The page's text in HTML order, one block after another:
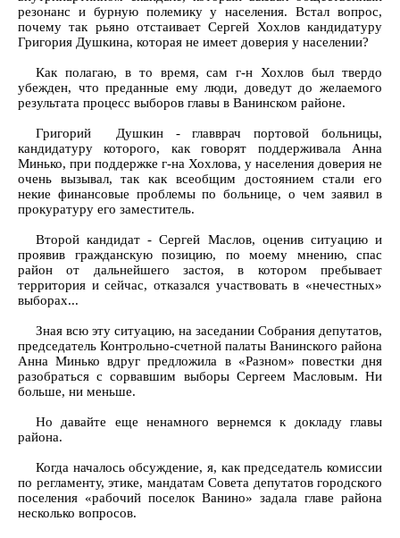
резонанс и бурную полемику у населения. Встал вопрос,
почему так рьяно отстаивает Сергей Хохлов кандидатуру
Григория Душкина, которая не имеет доверия у населении?
Как полагаю, в то время, сам г-н Хохлов был твердо
убежден, что преданные ему люди, доведут до желаемого
результата процесс выборов главы в Ванинском районе.
Григорий Душкин - главврач портовой больницы,
кандидатуру которого, как говорят поддерживала Анна
Минько, при поддержке г-на Хохлова, у населения доверия не
очень вызывал, так как всеобщим достоянием стали его
некие финансовые проблемы по больнице, о чем заявил в
прокуратуру его заместитель.
Второй кандидат - Сергей Маслов, оценив ситуацию и
проявив гражданскую позицию, по моему мнению, спас
район от дальнейшего застоя, в котором пребывает
территория и сейчас, отказался участвовать в «нечестных»
выборах...
Зная всю эту ситуацию, на заседании Собрания депутатов,
председатель Контрольно-счетной палаты Ванинского района
Анна Минько вдруг предложила в «Разном» повестки дня
разобраться с сорвавшим выборы Сергеем Масловым. Ни
больше, ни меньше.
Но давайте еще ненамного вернемся к докладу главы
района.
Когда началось обсуждение, я, как председатель комиссии
по регламенту, этике, мандатам Совета депутатов городского
поселения «рабочий поселок Ванино» задала главе района
несколько вопросов.